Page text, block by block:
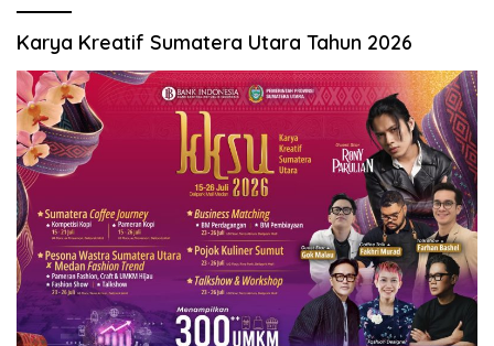
Karya Kreatif Sumatera Utara Tahun 2026